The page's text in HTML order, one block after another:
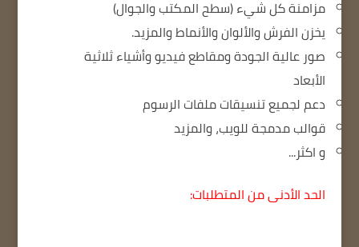
مزامنة كل شيء (سطح المكتب والجوال)
يخزن الفرش والألوان والأنماط والمزيد.
صور عالية الجودة ومقاطع فيديو وأشياء ثلاثية
الأبعاد
دعم لجميع تنسيقات ملفات الرسوم
قوالب مدمجة للويب، والمزيد
و اكثر...
الحد الأدنى من المتطلبات: